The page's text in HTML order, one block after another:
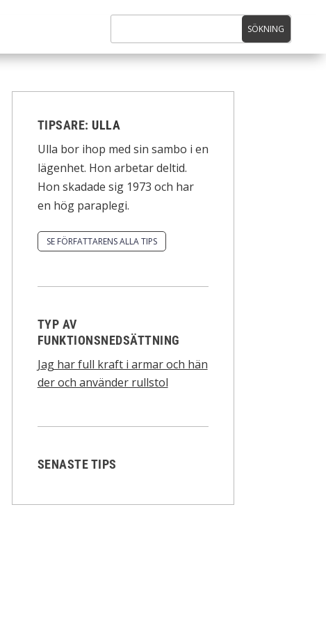
TIPSARE: ULLA
Ulla bor ihop med sin sambo i en
lägenhet. Hon arbetar deltid.
Hon skadade sig 1973 och har
en hög paraplegi.
SE FÖRFATTARENS ALLA TIPS
TYP AV
FUNKTIONSNEDSÄTTNING
Jag har full kraft i armar och hän
der och använder rullstol
SENASTE TIPS